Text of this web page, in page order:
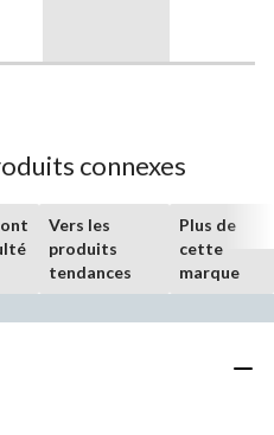
connexes
Vers les
produits
tendances
Plus de
cette
marque